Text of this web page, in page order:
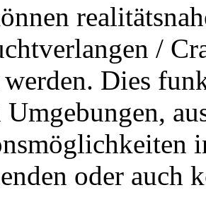
/
werden. Dies
oder